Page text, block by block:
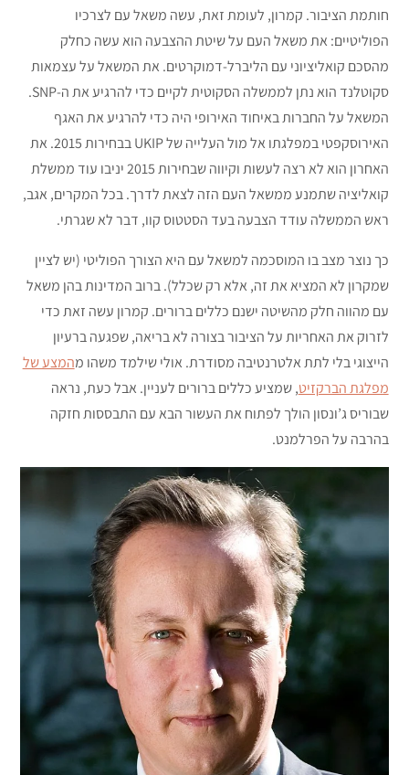
חותמת הציבור. קמרון, לעומת זאת, עשה משאל עם לצרכיו
הפוליטיים: את משאל העם על שיטת ההצבעה הוא עשה כחלק
מהסכם קואליציוני עם הליברל-דמוקרטים. את המשאל על עצמאות
סקוטלנד הוא נתן לממשלה הסקוטית לקיים כדי להרגיע את ה-SNP.
המשאל על החברות באיחוד האירופי היה כדי להרגיע את האגף
האירוסקפטי במפלגתו אל מול העלייה של UKIP בבחירות 2015. את
האחרון הוא לא רצה לעשות וקיווה שבחירות 2015 יניבו עוד ממשלת
קואליציה שתמנע ממשאל העם הזה לצאת לדרך. בכל המקרים, אגב,
ראש הממשלה עודד הצבעה בעד הסטטוס קוו, דבר לא שגרתי.
כך נוצר מצב בו המוסכמה למשאל עם היא הצורך הפוליטי (יש לציין
שמקרון לא המציא את זה, אלא רק שכלל). ברוב המדינות בהן משאל
עם מהווה חלק מהשיטה ישנם כללים ברורים. קמרון עשה זאת כדי
לזרוק את האחריות על הציבור בצורה לא בריאה, שפגעה ברעיון
הייצוגי בלי לתת אלטרנטיבה מסודרת. אולי שילמד משהו מהמצע של
מפלגת הברקזיט, שמציע כללים ברורים לעניין. אבל כעת, נראה
שבוריס ג’ונסון הולך לפתוח את העשור הבא עם התבססות חזקה
בהרבה על הפרלמנט.